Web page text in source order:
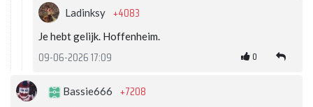
Ladinksy +4083
Je hebt gelijk. Hoffenheim.
09-06-2026 17:09 0
Bassie666 +7208